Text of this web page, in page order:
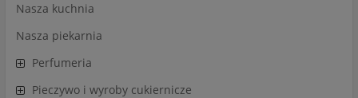
Nasza kuchnia
Nasza piekarnia
Perfumeria
Pieczywo i wyroby cukiernicze